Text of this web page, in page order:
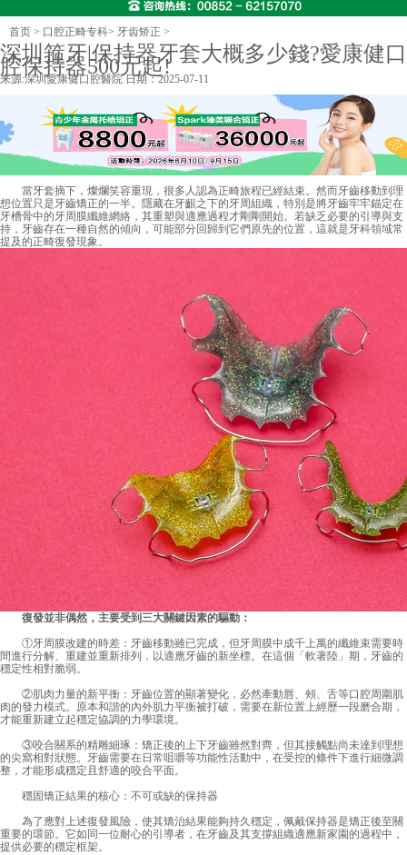
首页 > 口腔正畸专科> 牙齿矫正 >
深圳箍牙|保持器牙套大概多少錢?愛康健口
腔保持器500元起!
来源:深圳愛康健口腔醫院日期：2025-07-11
當牙套摘下，燦爛笑容重現，很多人認為正畸旅程已經結束。然而牙齒移動到理
想位置只是牙齒矯正的一半。隱藏在牙齦之下的牙周組織，特別是將牙齒牢牢錨定在
牙槽骨中的牙周膜纖維網絡，其重塑與適應過程才剛剛開始。若缺乏必要的引導與支
持，牙齒存在一種自然的傾向，可能部分回歸到它們原先的位置，這就是牙科領域常
提及的正畸復發現象。
復發並非偶然，主要受到三大關鍵因素的驅動：
①牙周膜改建的時差：牙齒移動雖已完成，但牙周膜中成千上萬的纖維束需要時
間進行分解、重建並重新排列，以適應牙齒的新坐標。在這個「軟著陸」期，牙齒的
穩定性相對脆弱。
②肌肉力量的新平衡：牙齒位置的顯著變化，必然牽動唇、頰、舌等口腔周圍肌
肉的發力模式。原本和諧的內外肌力平衡被打破，需要在新位置上經歷一段磨合期，
才能重新建立起穩定協調的力學環境。
③咬合關系的精雕細琢：矯正後的上下牙齒雖然對齊，但其接觸點尚未達到理想
的尖窩相對狀態。牙齒需要在日常咀嚼等功能性活動中，在受控的條件下進行細微調
整，才能形成穩定且舒適的咬合平面。
穩固矯正結果的核心：不可或缺的保持器
為了應對上述復發風險，使其矯治結果能夠持久穩定，佩戴保持器是矯正後至關
重要的環節。它如同一位耐心的引導者，在牙齒及其支撐組織適應新家園的過程中，
提供必要的穩定框架。